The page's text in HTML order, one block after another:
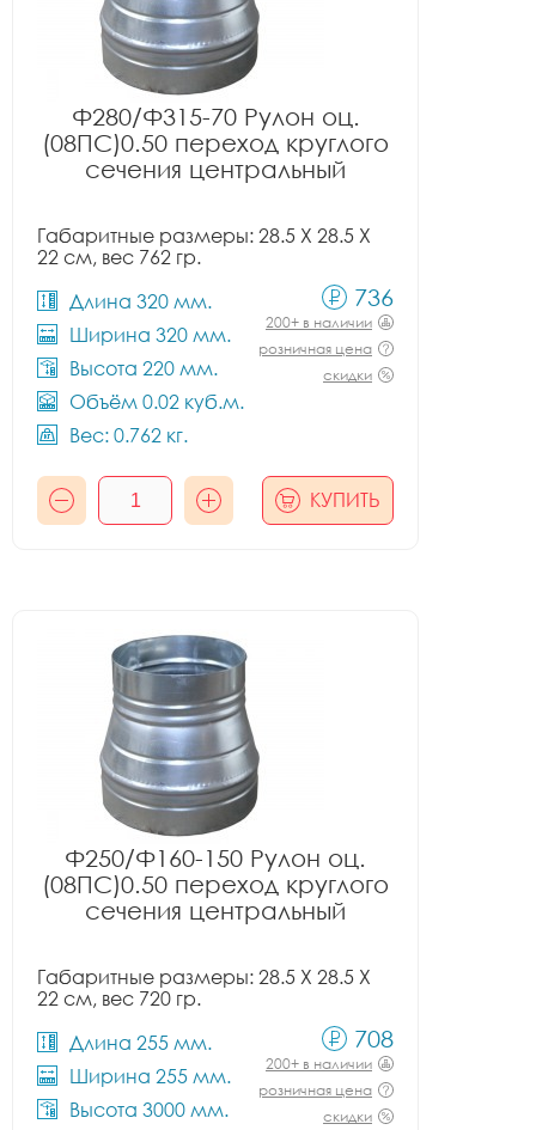
Ф280/Ф315-70 Рулон оц.
(08ПС)0.50 переход круглого
сечения центральный
Габаритные размеры: 28.5 X 28.5 X
22 см, вес 762 гр.
Длина 320 мм.
Ширина 320 мм.
Высота 220 мм.
Объём 0.02 куб.м.
Вес: 0.762 кг.
736
200+ в наличии
розничная цена
скидки
КУПИТЬ
Ф250/Ф160-150 Рулон оц.
(08ПС)0.50 переход круглого
сечения центральный
Габаритные размеры: 28.5 X 28.5 X
22 см, вес 720 гр.
Длина 255 мм.
Ширина 255 мм.
Высота 3000 мм.
708
200+ в наличии
розничная цена
скидки